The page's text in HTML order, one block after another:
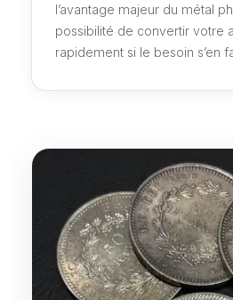
l’avantage majeur du métal
possibilité de convertir votre
rapidement si le besoin s’en